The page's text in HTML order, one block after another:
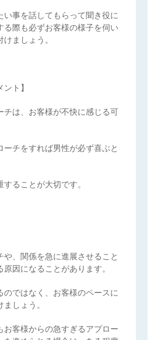
い事を話してもらって聞き役に
る際も必ずお客様の様子を伺い
ましょう。
ント】
チは、お客様が不快に感じる可
ーチをすれば男性が必ず喜ぶと
ることが大切です。
や、関係を急に進展させること
因になることがあります。
のではなく、お客様のペースに
しょう。
客様からの急すぎるアプロー